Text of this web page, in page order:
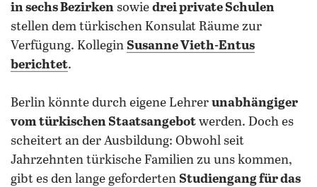
in sechs Bezirken sowie drei private Schulen
stellen dem türkischen Konsulat Räume zur
Verfügung. Kollegin Susanne Vieth-Entus
berichtet.
Berlin könnte durch eigene Lehrer unabhängiger
vom türkischen Staatsangebot werden. Doch es
scheitert an der Ausbildung: Obwohl seit
Jahrzehnten türkische Familien zu uns kommen,
gibt es den lange geforderten Studiengang für das